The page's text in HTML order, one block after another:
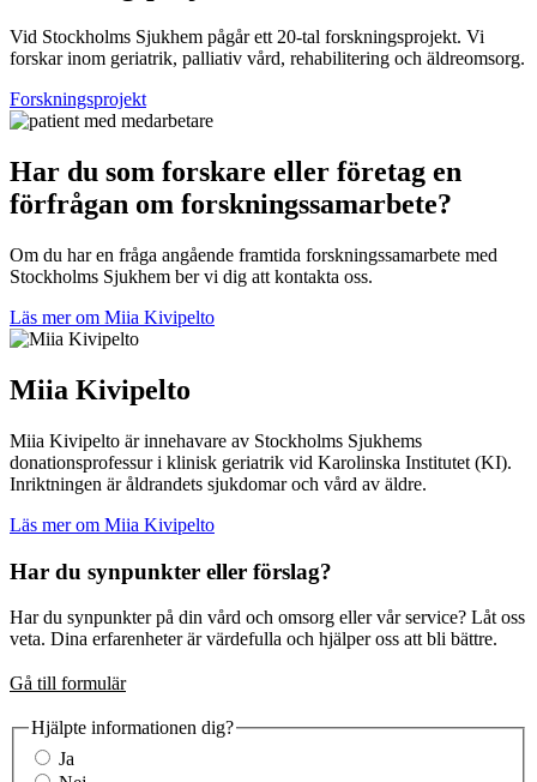
Vid Stockholms Sjukhem pågår ett 20-tal forskningsprojekt. Vi
forskar inom geriatrik, palliativ vård, rehabilitering och äldreomsorg.
Forskningsprojekt
Har du som forskare eller företag en
förfrågan om forskningssamarbete?
Om du har en fråga angående framtida forskningssamarbete med
Stockholms Sjukhem ber vi dig att kontakta oss.
Läs mer om Miia Kivipelto
Miia Kivipelto
Miia Kivipelto är innehavare av Stockholms Sjukhems
donationsprofessur i klinisk geriatrik vid Karolinska Institutet (KI).
Inriktningen är åldrandets sjukdomar och vård av äldre.
Läs mer om Miia Kivipelto
Har du synpunkter eller förslag?
Har du synpunkter på din vård och omsorg eller vår service? Låt oss
veta. Dina erfarenheter är värdefulla och hjälper oss att bli bättre.
Gå till formulär
Hjälpte informationen dig?
Ja